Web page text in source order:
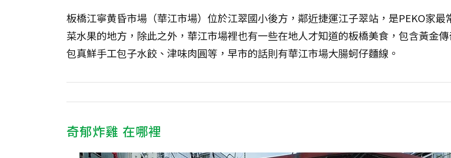
板橋江寧黄昏市場（華江市場）位於江翠國小後方，鄰近捷運江子翠站，是PEKO家最
菜水果的地方，除此之外，華江市場裡也有一些在地人才知道的板橋美食，包含黃金
包真鮮手工包子水餃、津味肉圓等，早市的話則有華江市場大腸蚵仔麵線。
奇郁炸雞 在哪裡